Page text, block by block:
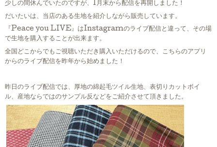
少しの間休んでいたのですが、1月末から配信を再開しました！
だいたいは、当店のある生地を紹介しながら販売しています。
『Peace you LIVE』はInstagramのライブ配信と違って、その場
で生地を購入することが出来ます。
全国どこからでもご視聴いただき購入いただけるので、こちらのアプリ
からのライブ配信を昨年から始めました！
昨日のライブ配信では、厚地の綿起毛ツイル生地、表切りカットボイ
ル、産地ならではのサンプル反などをご紹介させて頂きました。